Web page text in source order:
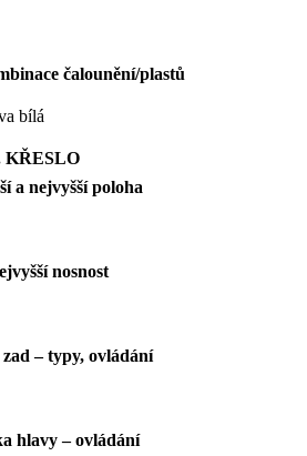
čalounění/plastů
bílá
KŘESLO
a nejvyšší poloha
nosnost
– typy, ovládání
hlavy – ovládání